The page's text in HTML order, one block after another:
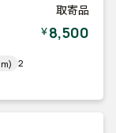
取寄品
￥8,500
2